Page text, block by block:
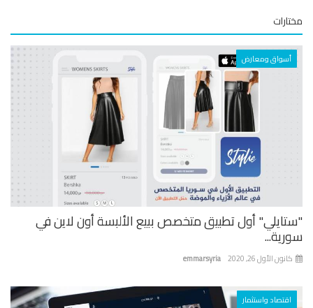
أسواق ومعارض
أول تطبيق متخصص ببيع الألبسة أون لاين في
emmarsyria الأول 26, 2020
اقتصاد واستثمار